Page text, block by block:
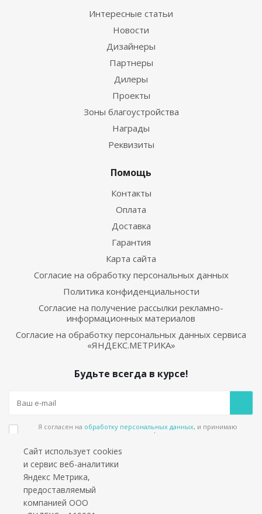
Интересные статьи
Новости
Дизайнеры
Партнеры
Дилеры
Проекты
Зоны благоустройства
Награды
Реквизиты
Помощь
Контакты
Оплата
Доставка
Гарантия
Карта сайта
Согласие на обработку персональных данных
Политика конфиденциальности
Согласие на получение рассылки рекламно-
информационных материалов
Согласие на обработку персональных данных сервиса
«ЯНДЕКС.МЕТРИКА»
Будьте всегда в курсе!
Я согласен на обработку персональных данных, и принимаю
политике конфиденциальности
Подпишитесь на еженедельный новостной бюллетень и получайте наши
лучшие материалы каждую пятницу!
Социальные сети
Сайт использует cookies
и сервис веб-аналитики
Яндекс Метрика,
предоставляемый
компанией ООО